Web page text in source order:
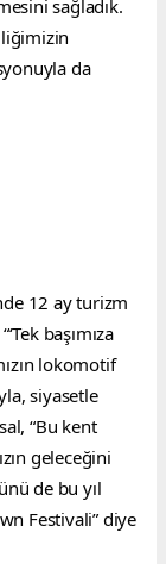
sağladık.
da
12 ay turizm
başımıza
lokomotif
siyasetle
“Bu kent
geleceğini
de bu yıl
Festivali” diye